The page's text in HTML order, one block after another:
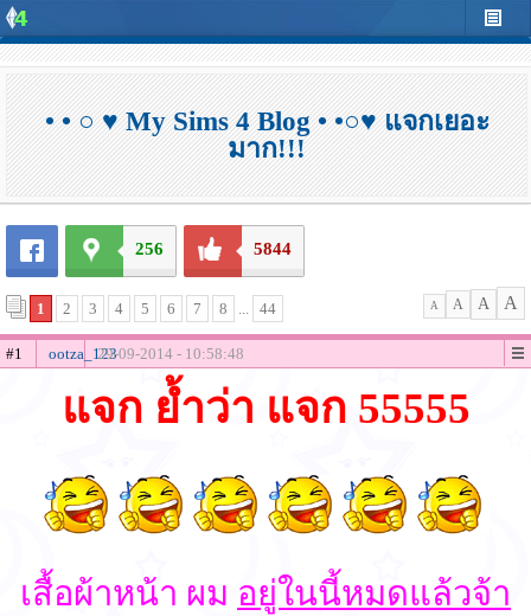
• • ○ ♥ My Sims 4 Blog • •○♥ แจกเยอะ
มาก!!!
256 5844
1 2 3 4 5 6 7 8 ... 44 A A A A
#1 ootza_12329-09-2014 - 10:58:48
แจก ย้ำว่า แจก 55555
เสื้อผ้าหน้า ผม อยู่ในนี้หมดแล้วจ้า